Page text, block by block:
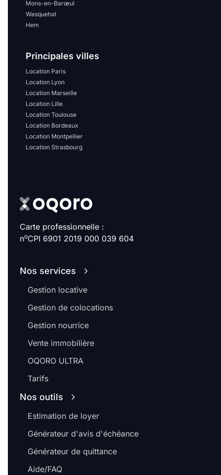
Mons-en-Barœul
Wasquehal
Hem
Principales villes
Location Paris
Location Lyon
Location Marseille
Location Lille
Location Toulouse
Location Bordeaux
Location Montpellier
Location Strasbourg
Carte professionnelle :
noCPI 6901 2019 000 039 604
Nos services
Gestion locative
Gestion de colocations
Gestion nourrice
Vente immobilière
OQORO ULTRA
Tarifs
Nos outils
Estimation de loyer
Générateur d'avis d'échéance
Générateur de quittance
Aide/FAQ